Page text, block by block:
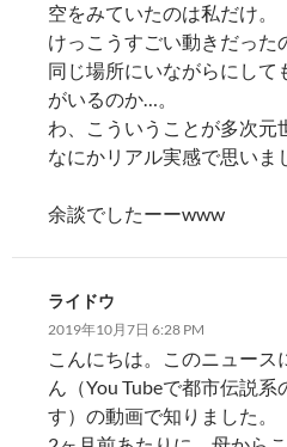
空をみていたのは私だけ。
けっこうすごい動きだっ
同じ場所にいながらにして
がいるのか…。
わ、こういうことが多次元
なにかリアル実感で思いま
余談でしたーーwww
ライドウ
2019年10月7日 6:28 PM
こんにちは。このニュース
ん（You Tubeで都市伝説
す）の動画で知りました。